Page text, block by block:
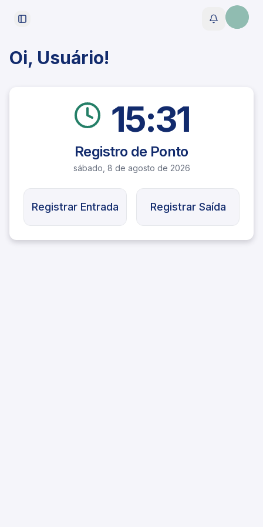
Toggle Sidebar Toggle
Oi, Usuário!
15:31
Registro de Ponto
sábado, 8 de agosto de 2026
Registrar Entrada Registrar Saída